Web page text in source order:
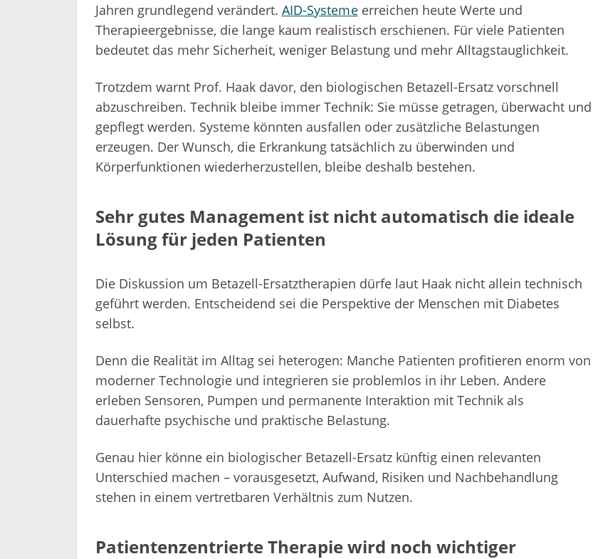
Jahren grundlegend verändert. AID-Systemeerreichen heute Werte und
Therapieergebnisse, die lange kaum realistisch erschienen. Für viele Patienten
bedeutet das mehr Sicherheit, weniger Belastung und mehr Alltagstauglichkeit.
Trotzdem warnt Prof. Haak davor, den biologischen Betazell-Ersatz vorschnell
abzuschreiben. Technik bleibe immer Technik: Sie müsse getragen, überwacht und
gepflegt werden. Systeme könnten ausfallen oder zusätzliche Belastungen
erzeugen. Der Wunsch, die Erkrankung tatsächlich zu überwinden und
Körperfunktionen wiederherzustellen, bleibe deshalb bestehen.
Sehr gutes Management ist nicht automatisch die ideale
Lösung für jeden Patienten
Die Diskussion um Betazell-Ersatztherapien dürfe laut Haak nicht allein technisch
geführt werden. Entscheidend sei die Perspektive der Menschen mit Diabetes
selbst.
Denn die Realität im Alltag sei heterogen: Manche Patienten profitieren enorm von
moderner Technologie und integrieren sie problemlos in ihr Leben. Andere
erleben Sensoren, Pumpen und permanente Interaktion mit Technik als
dauerhafte psychische und praktische Belastung.
Genau hier könne ein biologischer Betazell-Ersatz künftig einen relevanten
Unterschied machen – vorausgesetzt, Aufwand, Risiken und Nachbehandlung
stehen in einem vertretbaren Verhältnis zum Nutzen.
Patientenzentrierte Therapie wird noch wichtiger